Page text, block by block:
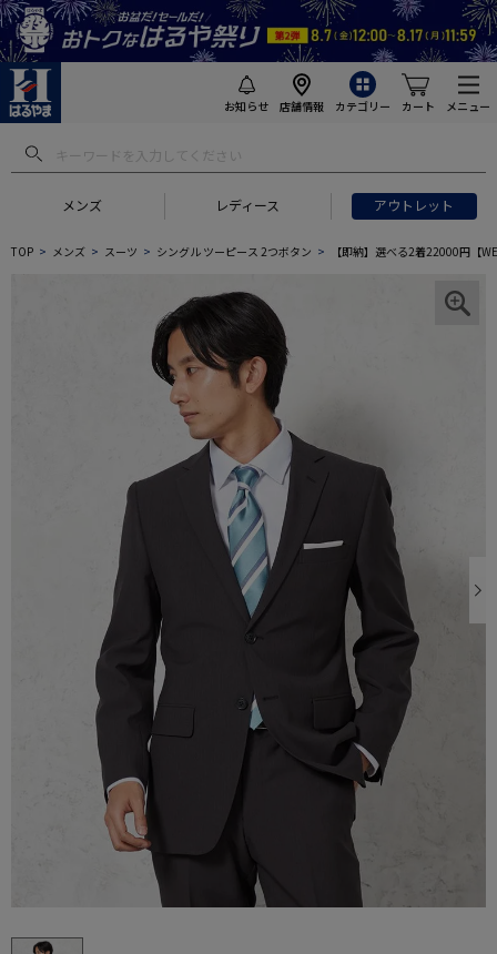
お知らせ 店舗情報 カテゴリー カート メニュー
メンズ レディース アウトレット
TOP メンズ スーツ シングル ツーピース 2つボタン 【即納】選べる2着22000円【